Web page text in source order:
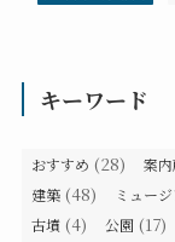
キーワード
おすすめ (28) 案
建築 (48) ミュー
古墳 (4) 公園 (17)